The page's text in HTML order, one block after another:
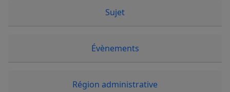
Sujet
Évènements
Région administrative